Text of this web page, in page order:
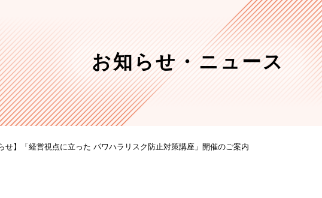
お知らせ・ニュース
せ】「経営視点に立った パワハラリスク防止対策講座」開催のご案内